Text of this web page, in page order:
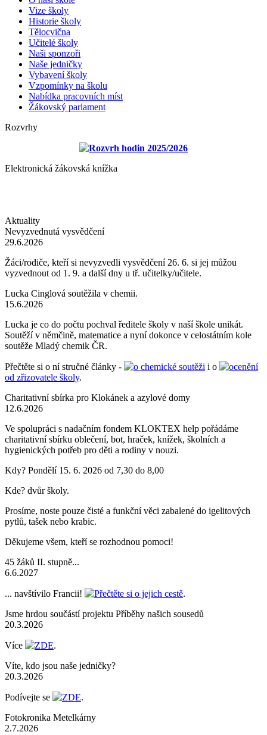
Vize školy
Historie školy
Tělocvična
Učitelé školy
Naši sponzoři
Naše jedničky
Vybavení školy
Vzpomínky na školu
Nabídka pracovních míst
Žákovský parlament
Rozvrhy
Rozvrh hodin 2025/2026
Elektronická žákovská knížka
Aktuality
Nevyzvednutá vysvědčení
29.6.2026
Žáci/rodiče, kteří si nevyzvedli vysvědčení 26. 6. si jej můžou
vyzvednout od 1. 9. a další dny u tř. učitelky/učitele.
Lucka Cinglová soutěžila v chemii.
15.6.2026
Lucka je co do počtu pochval ředitele školy v naší škole unikát.
Soutěží v němčině, matematice a nyní dokonce v celostátním kole
soutěže Mladý chemik ČR.
Přečtěte si o ní stručné články - o chemické soutěži i o
ocenění
od zřizovatele školy.
Charitativní sbírka pro Klokánek a azylové domy
12.6.2026
Ve spolupráci s nadačním fondem KLOKTEX help pořádáme
charitativní sbírku oblečení, bot, hraček, knížek, školních a
hygienických potřeb pro děti a rodiny v nouzi.
Kdy? Pondělí 15. 6. 2026 od 7,30 do 8,00
Kde? dvůr školy.
Prosíme, noste pouze čisté a funkční věci zabalené do igelitových
pytlů, tašek nebo krabic.
Děkujeme všem, kteří se rozhodnou pomoci!
45 žáků II. stupně...
6.6.2027
... navštívilo Francii! Přečtěte si o jejich cestě.
Jsme hrdou součástí projektu Příběhy našich sousedů
20.3.2026
Více ZDE.
Víte, kdo jsou naše jedničky?
20.3.2026
Podívejte se ZDE.
Fotokronika Metelkárny
2.7.2026